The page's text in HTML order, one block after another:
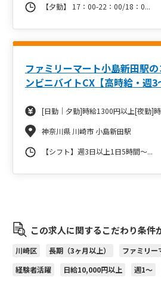
【夕勤】 17：00-22：00/18：0...
ファミリーマート小島新田駅
ンビニバイトCX【高時給・週3
[日勤｜夕勤]時給1300円以上[夜勤]
神奈川県 川崎市 小島新田駅
【シフト】週3日以上1日5時間～...
この求人に関するこだわり条件
川崎区 長期（3ヶ月以上） ファミリー
経験者活躍
日給10,000円以上 週1～